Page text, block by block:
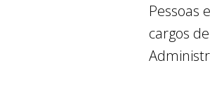
Pessoas
cargos